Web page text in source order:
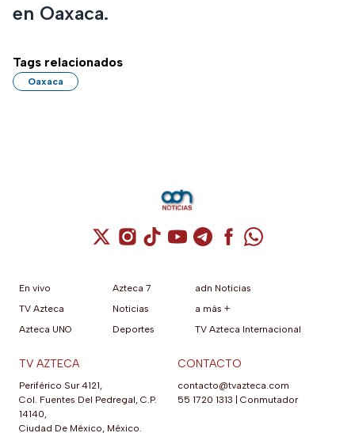
en Oaxaca.
Tags relacionados
Oaxaca
Cuenta de X / Twitter (se abre en una
Cuenta de Instagram (se abre en una
Cuenta de TikTok (se abre en
Cuenta de YouTube (se abre
Cuenta de Telegram (se
Cuenta de
Cuenta de
En vivo
TV Azteca
Azteca UNO
Azteca 7
Noticias
Deportes
adn Noticias
a más +
TV Azteca Internacional
TV AZTECA
Periférico Sur 4121,
Col. Fuentes Del Pedregal, C.P.
14140,
Ciudad De México, México.
CONTACTO
contacto@tvazteca.com
55 1720 1313 | Conmutador